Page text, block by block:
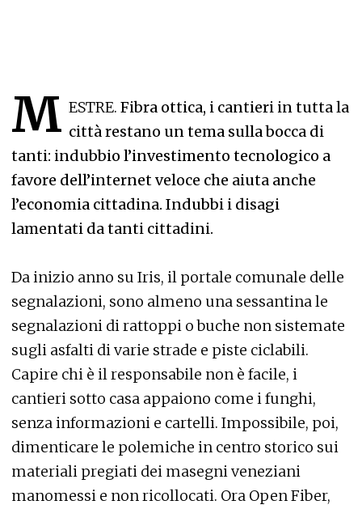
M ESTRE. Fibra ottica, i cantieri in tutta la
città restano un tema sulla bocca di
tanti: indubbio l’investimento tecnologico a
favore dell’internet veloce che aiuta anche
l’economia cittadina. Indubbi i disagi
lamentati da tanti cittadini.
Da inizio anno su Iris, il portale comunale delle
segnalazioni, sono almeno una sessantina le
segnalazioni di rattoppi o buche non sistemate
sugli asfalti di varie strade e piste ciclabili.
Capire chi è il responsabile non è facile, i
cantieri sotto casa appaiono come i funghi,
senza informazioni e cartelli. Impossibile, poi,
dimenticare le polemiche in centro storico sui
materiali pregiati dei masegni veneziani
manomessi e non ricollocati. Ora Open Fiber,